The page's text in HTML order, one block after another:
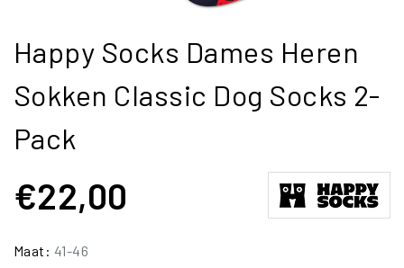
Happy Socks Dames Heren
Sokken Classic Dog Socks 2-
Pack
€22,00
Maat: 41-46